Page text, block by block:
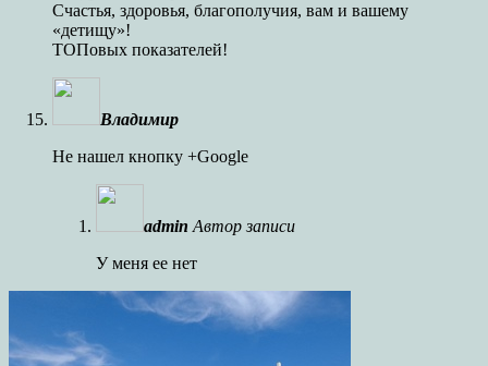
Счастья, здоровья, благополучия, вам и вашему
«детищу»!
ТОПовых показателей!
Владимир
Не нашел кнопку +Google
admin Автор записи
У меня ее нет